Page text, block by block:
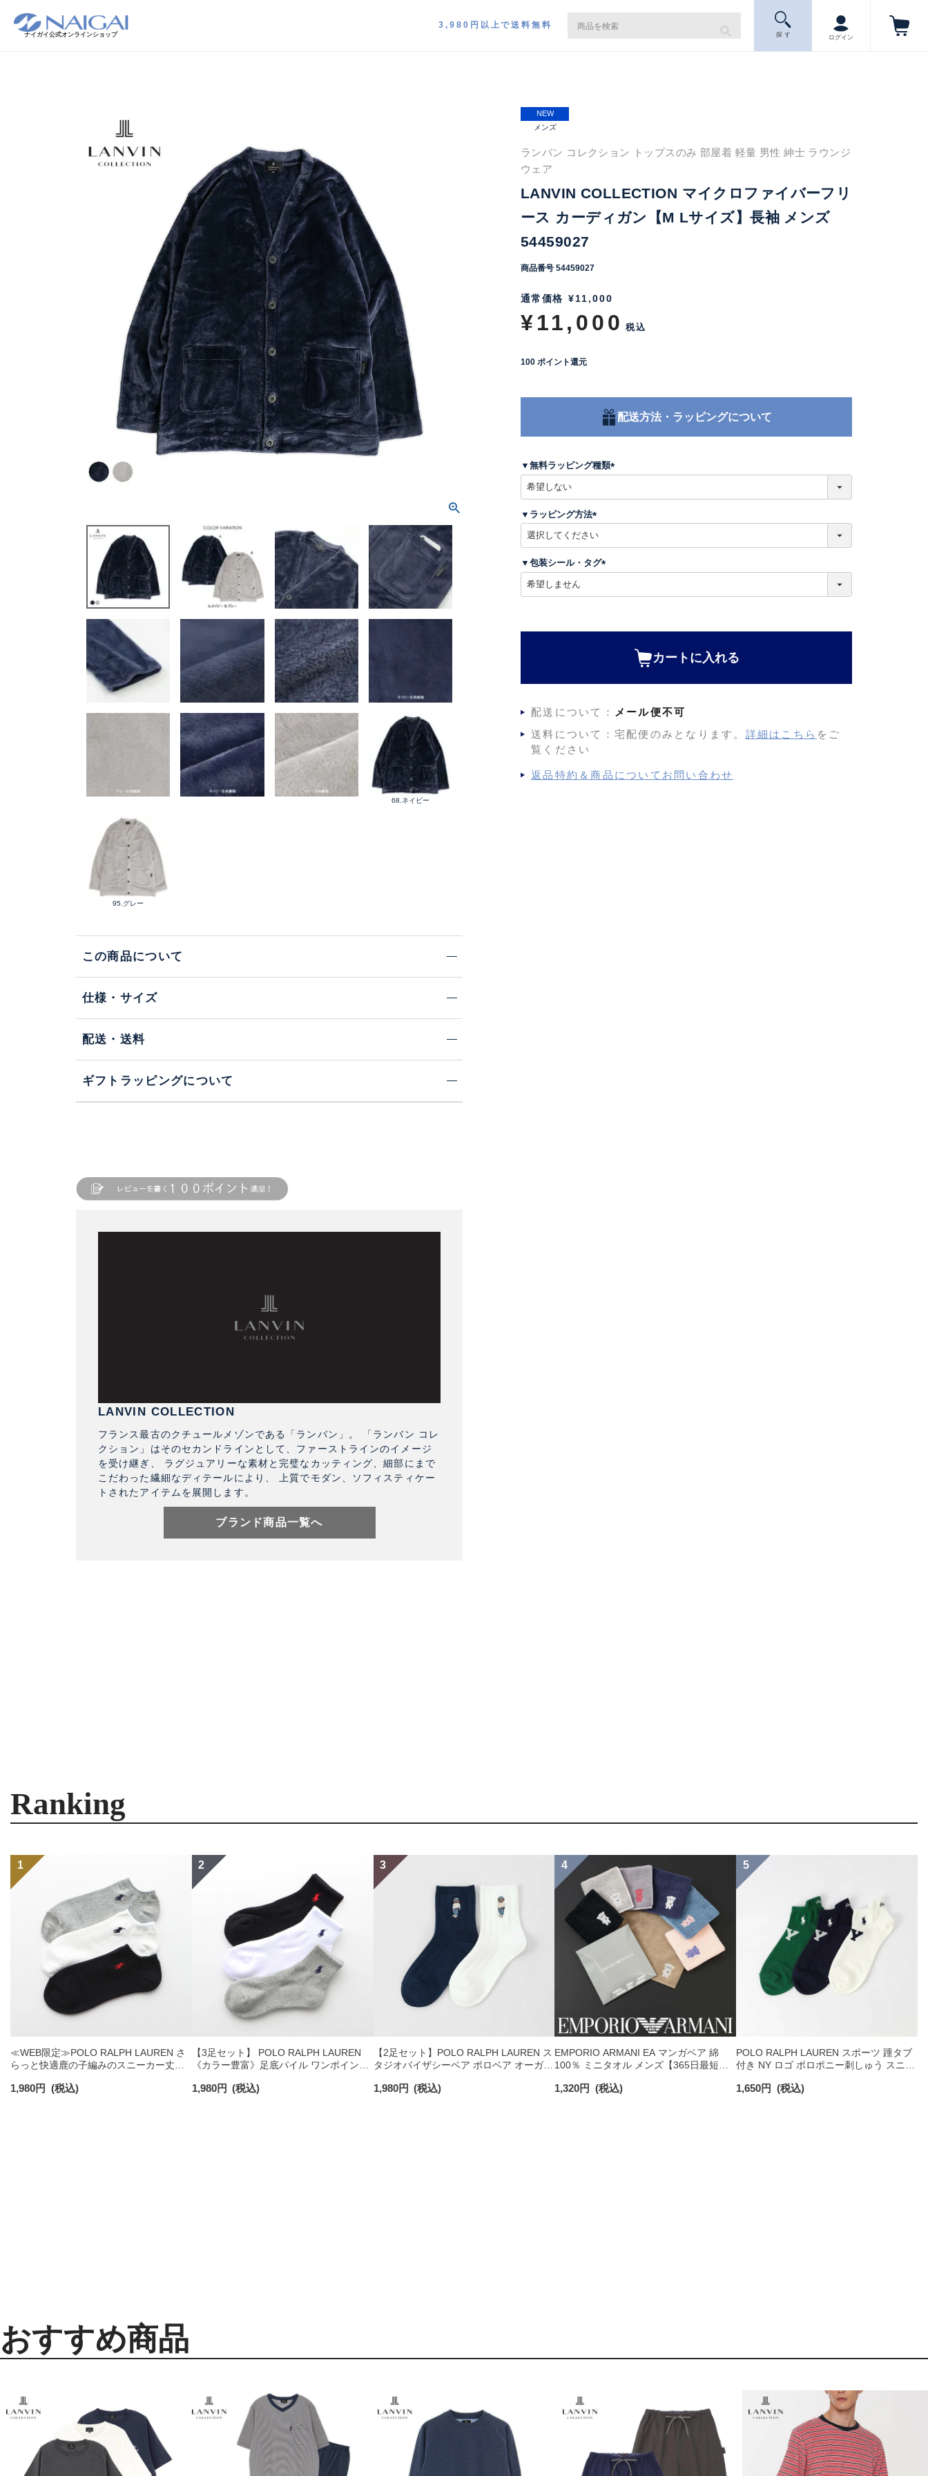
ナイガイ公式オンラインショップ
3,980円以上で送料無料
探 す ログイン
68.ネイビー
95.グレー
この商品について
仕様・サイズ
配送・送料
ギフトラッピングについて
LANVIN COLLECTION
フランス最古のクチュールメゾンである「ランバン」。 「ランバン コレ
クション」はそのセカンドラインとして、ファーストラインのイメージ
を受け継ぎ、 ラグジュアリーな素材と完璧なカッティング、細部にまで
こだわった繊細なディテールにより、 上質でモダン、ソフィスティケー
トされたアイテムを展開します。
ブランド商品一覧へ
NEW
メンズ
ランバン コレクション トップスのみ 部屋着 軽量 男性 紳士 ラウンジ
ウェア
LANVIN COLLECTION マイクロファイバーフリ
ース カーディガン【M Lサイズ】長袖 メンズ
54459027
商品番号 54459027
通常価格 ¥11,000
¥11,000 税込
100 ポイント還元
配送方法・ラッピングについて
▼無料ラッピング種類
)
▼ラッピング方法
須
)
▼包装シール・タグ
カートに入れる
配送について：
メール便不可
送料について：宅配便のみとなります。 詳細はこちら をご
覧ください
返品特約＆商品についてお問い合わせ
Ranking
≪WEB限定≫POLO RALPH LAUREN さ
らっと快適鹿の子編みのスニーカー丈ソ
ズ レディース 92022800
1,980円 (税込)
【3足セット】 POLO RALPH LAUREN
《カラー豊富》足底パイル ワンポイント
ンズ 92009604
1,980円 (税込)
【2足セット】POLO RALPH LAUREN ス
タジオバイザシーベア ポロベア オーガニ
ンズ レディース 92009650
1,980円 (税込)
EMPORIO ARMANI EA マンガベア 綿
100％ ミニタオル メンズ【365日最短翌
1,320円 (税込)
POLO RALPH LAUREN スポーツ 踵タブ
付き NY ロゴ ポロポニー刺しゅう スニー
ソックス 02022328
1,650円 (税込)
おすすめ商品